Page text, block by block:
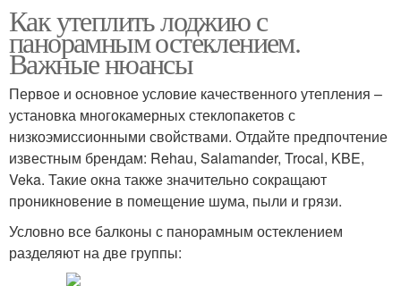
Как утеплить лоджию с
панорамным остеклением.
Важные нюансы
Первое и основное условие качественного утепления –
установка многокамерных стеклопакетов с
низкоэмиссионными свойствами. Отдайте предпочтение
известным брендам: Rehau, Salamander, Trocal, KBE,
Veka. Такие окна также значительно сокращают
проникновение в помещение шума, пыли и грязи.
Условно все балконы с панорамным остеклением
разделяют на две группы: